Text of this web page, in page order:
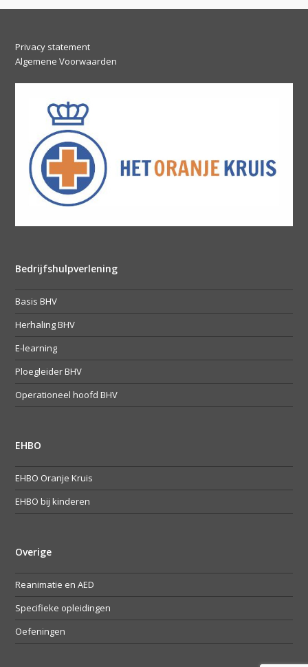
Privacy statement
Algemene Voorwaarden
Bedrijfshulpverlening
Basis BHV
Herhaling BHV
E-learning
Ploegleider BHV
Operationeel hoofd BHV
EHBO
EHBO Oranje Kruis
EHBO bij kinderen
Overige
Reanimatie en AED
Specifieke opleidingen
Oefeningen